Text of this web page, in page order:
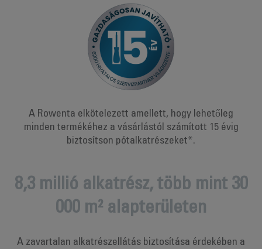
A Rowenta elkötelezett amellett, hogy lehetőleg
minden termékéhez a vásárlástól számított 15 évig
biztosítson pótalkatrészeket*.
8,3 millió alkatrész, több mint 30
000 m² alapterületen
A zavartalan alkatrészellátás biztosítása érdekében a